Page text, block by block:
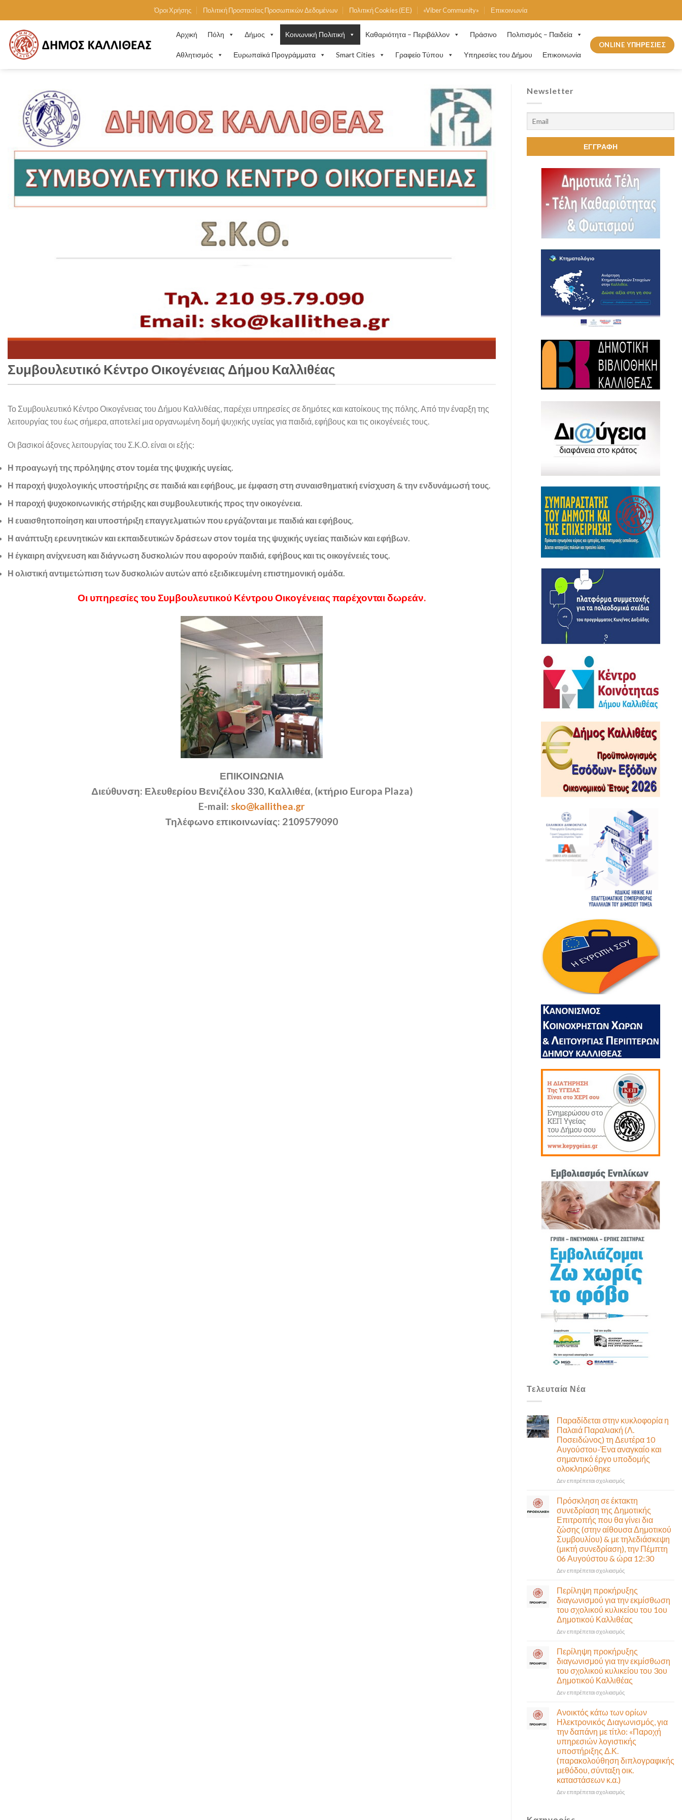
to
content
Όροι Χρήσης Πολιτική Προστασίας Προσωπικών Δεδομένων Πολιτική Cookies (ΕΕ) «Viber Community» Επικοινωνία
Αρχική Πόλη Δήμος Κοινωνική Πολιτική Καθαριότητα – Περιβάλλον Πράσινο Πολιτισμός – Παιδεία
Αθλητισμός Ευρωπαϊκά Προγράμματα Smart Cities Γραφείο Τύπου Υπηρεσίες του Δήμου Επικοινωνία
ONLINE ΥΠΗΡΕΣΙΕΣ
Συμβουλευτικό Κέντρο Οικογένειας Δήμου Καλλιθέας
Το Συμβουλευτικό Κέντρο Οικογένειας του Δήμου Καλλιθέας, παρέχει υπηρεσίες σε δημότες και κατοίκους της πόλης. Από την έναρξη της
λειτουργίας του έως σήμερα, αποτελεί μια οργανωμένη δομή ψυχικής υγείας για παιδιά, εφήβους και τις οικογένειές τους.
Οι βασικοί άξονες λειτουργίας του Σ.Κ.Ο. είναι οι εξής:
Η προαγωγή της πρόληψης στον τομέα της ψυχικής υγείας.
Η παροχή ψυχολογικής υποστήριξης σε παιδιά και εφήβους, με έμφαση στη συναισθηματική ενίσχυση & την ενδυνάμωσή τους.
Η παροχή ψυχοκοινωνικής στήριξης και συμβουλευτικής προς την οικογένεια.
Η ευαισθητοποίηση και υποστήριξη επαγγελματιών που εργάζονται με παιδιά και εφήβους.
Η ανάπτυξη ερευνητικών και εκπαιδευτικών δράσεων στον τομέα της ψυχικής υγείας παιδιών και εφήβων.
Η έγκαιρη ανίχνευση και διάγνωση δυσκολιών που αφορούν παιδιά, εφήβους και τις οικογένειές τους.
Η ολιστική αντιμετώπιση των δυσκολιών αυτών από εξειδικευμένη επιστημονική ομάδα.
Οι υπηρεσίες του Συμβουλευτικού Κέντρου Οικογένειας παρέχονται δωρεάν.
ΕΠΙΚΟΙΝΩΝΙΑ
Διεύθυνση: Ελευθερίου Βενιζέλου 330, Καλλιθέα, (κτήριο Europa Plaza)
E-mail: sko@kallithea.gr
Τηλέφωνο επικοινωνίας: 2109579090
Newsletter
Τελευταία Νέα
Παραδίδεται στην κυκλοφορία η
Παλαιά Παραλιακή (Λ.
Ποσειδώνος) τη Δευτέρα 10
Αυγούστου-Ένα αναγκαίο και
σημαντικό έργο υποδομής
ολοκληρώθηκε
Δεν επιτρέπεται σχολιασμόςστο
κυκλοφορία
η
Παλαιά
Παραλιακή
(Λ.
Ποσειδώνος)
τη
10
Ένα
αναγκαίο
και
σημαντικό
υποδομής
Πρόσκληση σε έκτακτη
συνεδρίαση της Δημοτικής
Επιτροπής που θα γίνει δια
ζώσης (στην αίθουσα Δημοτικού
Συμβουλίου) & με τηλεδιάσκεψη
(μικτή συνεδρίαση), την Πέμπτη
06 Αυγούστου & ώρα 12:30
Δεν επιτρέπεται σχολιασμόςστο
σε
έκτακτη
συνεδρίαση
της
Δημοτικής
Επιτροπής
θα
γίνει
δια
ζώσης
(στην
αίθουσα
Συμβουλίου)
&
με
τηλεδιάσκεψη
(μικτή
την
Πέμπτη
&
Περίληψη προκήρυξης
διαγωνισμού για την εκμίσθωση
του σχολικού κυλικείου του 1ου
Δημοτικού Καλλιθέας
Δεν επιτρέπεται σχολιασμόςστο
προκήρυξης
διαγωνισμού
για
την
εκμίσθωση
του
κυλικείου
του
1ου
Δημοτικού
Καλλιθέας
Περίληψη προκήρυξης
διαγωνισμού για την εκμίσθωση
του σχολικού κυλικείου του 3ου
Δημοτικού Καλλιθέας
Δεν επιτρέπεται σχολιασμόςστο
προκήρυξης
διαγωνισμού
για
την
εκμίσθωση
σχολικού
κυλικείου
Δημοτικού
Ανοικτός κάτω των ορίων
Ηλεκτρονικός Διαγωνισμός, για
την δαπάνη με τίτλο: «Παροχή
υπηρεσιών λογιστικής
υποστήριξης Δ.Κ.
(παρακολούθηση διπλογραφικής
μεθόδου, σύνταξη οικ.
καταστάσεων κ.α.)
Δεν επιτρέπεται σχολιασμόςστο